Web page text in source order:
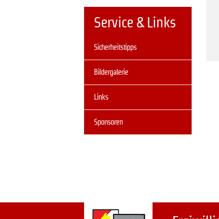
Service & Links
Navigation
überspringen
Sicherheitstipps
Bildergalerie
Links
Sponsoren